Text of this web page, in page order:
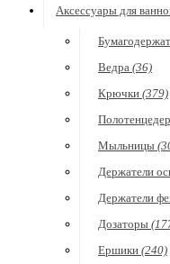
Аксессуары для
Ведра (36)
Крючки (379)
Мыльницы
Держатели
Держатели
Дозаторы
Ершики (240)